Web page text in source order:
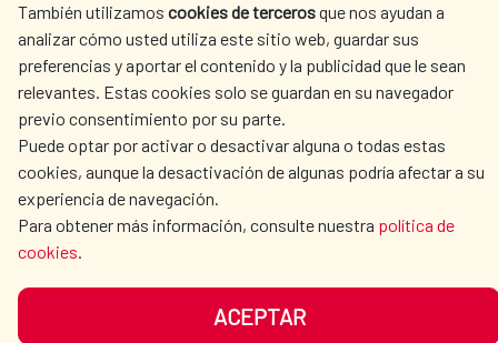
También utilizamos cookies de tercerosque nos ayudan a
analizar cómo usted utiliza este sitio web, guardar sus
preferencias y aportar el contenido y la publicidad que le sean
relevantes. Estas cookies solo se guardan en su navegador
previo consentimiento por su parte.
Puede optar por activar o desactivar alguna o todas estas
cookies, aunque la desactivación de algunas podría afectar a su
experiencia de navegación.
Para obtener más información, consulte nuestra política de
cookies.
ACEPTAR
OUR SOCIAL MEDIA
TERMS OF USE
DATA PROTECTION
COOKIE POLICY
ACCESSIBILITY